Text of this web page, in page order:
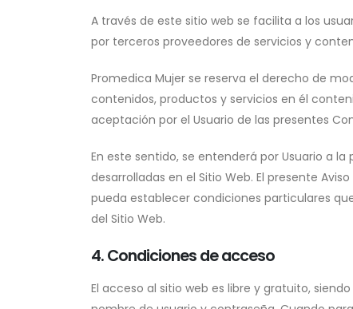
A través de este sitio web se facilita a los
por terceros proveedores de servicios y
Promedica Mujer se reserva el derecho de
contenidos, productos y servicios en él
aceptación por el Usuario de las presentes
En este sentido, se entenderá por Usuario a
desarrolladas en el Sitio Web. El presente
pueda establecer condiciones particulares
del Sitio Web.
4. Condiciones de acceso
El acceso al sitio web es libre y gratuito,